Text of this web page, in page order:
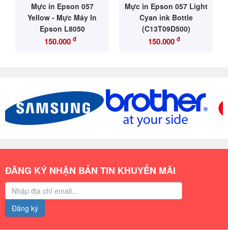
Mực in Epson 057
Yellow - Mực Máy In
Epson L8050
150.000 đ
Mực in Epson 057 Light
Cyan ink Bottle
(C13T09D500)
150.000 đ
ĐĂNG KÝ NHẬN BẢN TIN KHUYẾN MÃI
Đăng ký